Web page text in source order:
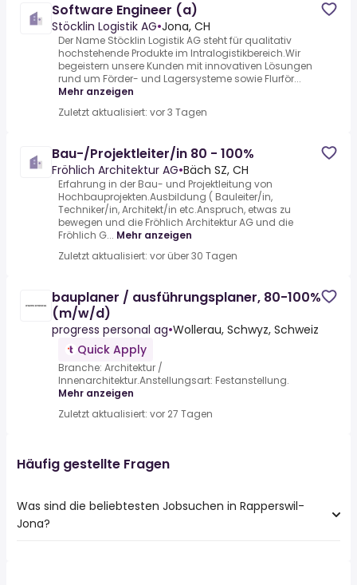
Software Engineer (a)
Stöcklin Logistik AG•Jona, CH
Der Name Stöcklin Logistik AG steht für qualitativ
hochstehende Produkte im Intralogistikbereich.Wir
begeistern unsere Kunden mit innovativen Lösungen
rund um Förder- und Lagersysteme sowie Flurför...
Mehr anzeigen
Zuletzt aktualisiert: vor 3 Tagen
Bau-/Projektleiter/in 80 - 100%
Fröhlich Architektur AG•Bäch SZ, CH
Erfahrung in der Bau- und Projektleitung von
Hochbauprojekten.Ausbildung ( Bauleiter/in,
Techniker/in, Architekt/in etc.Anspruch, etwas zu
bewegen und die Fröhlich Architektur AG und die
Fröhlich G... Mehr anzeigen
Zuletzt aktualisiert: vor über 30 Tagen
bauplaner / ausführungsplaner, 80-100%
(m/w/d)
progress personal ag•Wollerau, Schwyz, Schweiz
Quick Apply
Branche: Architektur /
Innenarchitektur.Anstellungsart: Festanstellung.
Mehr anzeigen
Zuletzt aktualisiert: vor 27 Tagen
Häufig gestellte Fragen
Was sind die beliebtesten Jobsuchen in Rapperswil-
Jona?